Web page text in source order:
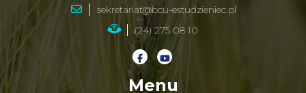
sekretariat@bcu-estudzieniec.pl
(24) 275 08 10
Menu